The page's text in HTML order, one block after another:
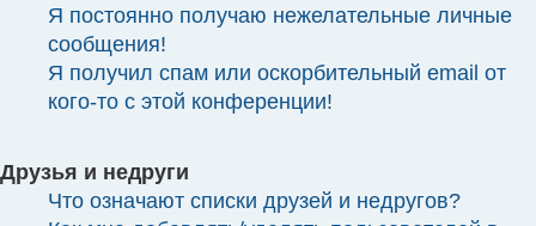
Я постоянно получаю нежелательные личные
сообщения!
Я получил спам или оскорбительный email от
кого-то с этой конференции!
Друзья и недруги
Что означают списки друзей и недругов?